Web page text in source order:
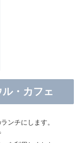
・カフェ
ンチにします。